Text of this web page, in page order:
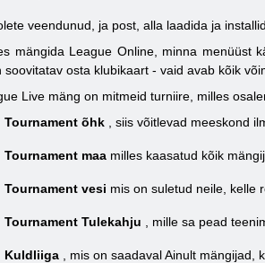
veendunud, ja post, alla laadida ja
mängida League Online, minna menüüst
soovitatav osta klubikaart - vaid avab kõik
Live mäng on mitmeid turniire, milles
Tournament õhk , siis võitlevad meeskond
Tournament maa milles kaasatud kõik
Tournament vesi mis on suletud neile, kelle
Tournament Tulekahju , mille sa pead
Kuldliiga , mis on saadaval Ainult mängijad,